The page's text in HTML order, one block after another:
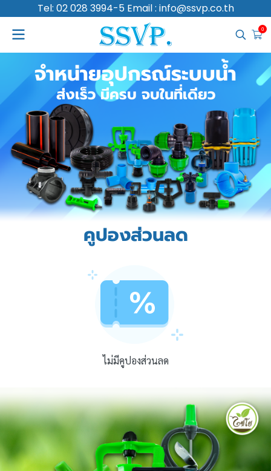
Tel: 02 028 3994-5 Email : info@ssvp.co.th
0
จำหน่ายอุปกรณ์ระบบน้ำ
ส่งเร็ว มีครบ จบในที่เดียว
คูปองส่วนลด
ไม่มีคูปองส่วนลด